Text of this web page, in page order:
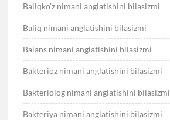
Baliqko’z nimani anglatishini bilasizmi
Baliq nimani anglatishini bilasizmi
Balans nimani anglatishini bilasizmi
Bakterioz nimani anglatishini bilasizmi
Bakteriolog nimani anglatishini bilasizmi
Bakteriya nimani anglatishini bilasizmi